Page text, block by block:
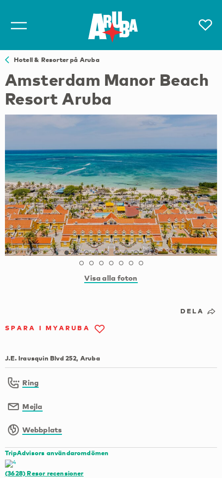
Hotell & Resorter på Aruba
Amsterdam Manor Beach
Resort Aruba
Visa alla foton
DELA
SPARA I MYARUBA
J.E. Irausquin Blvd 252, Aruba
Ring
Mejla
Webbplats
TripAdvisors användaromdömen
(3628)Resor recensioner